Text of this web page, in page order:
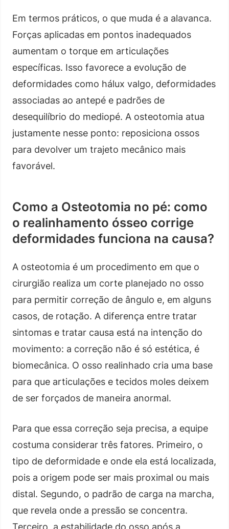
Em termos práticos, o que muda é a alavanca.
Forças aplicadas em pontos inadequados
aumentam o torque em articulações
específicas. Isso favorece a evolução de
deformidades como hálux valgo, deformidades
associadas ao antepé e padrões de
desequilíbrio do mediopé. A osteotomia atua
justamente nesse ponto: reposiciona ossos
para devolver um trajeto mecânico mais
favorável.
Como a Osteotomia no pé: como
o realinhamento ósseo corrige
deformidades funciona na causa?
A osteotomia é um procedimento em que o
cirurgião realiza um corte planejado no osso
para permitir correção de ângulo e, em alguns
casos, de rotação. A diferença entre tratar
sintomas e tratar causa está na intenção do
movimento: a correção não é só estética, é
biomecânica. O osso realinhado cria uma base
para que articulações e tecidos moles deixem
de ser forçados de maneira anormal.
Para que essa correção seja precisa, a equipe
costuma considerar três fatores. Primeiro, o
tipo de deformidade e onde ela está localizada,
pois a origem pode ser mais proximal ou mais
distal. Segundo, o padrão de carga na marcha,
que revela onde a pressão se concentra.
Terceiro, a estabilidade do osso após a